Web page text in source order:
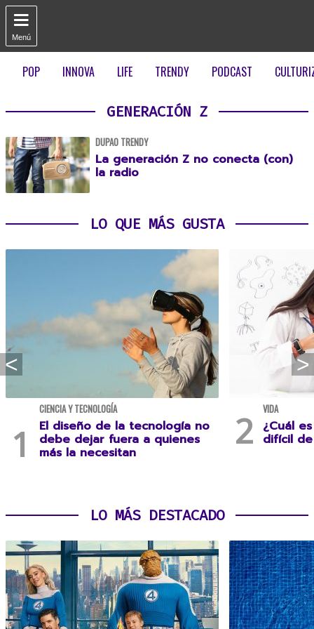

Menú
POP INNOVA LIFE TRENDY PODCAST
GENERACIÓN Z
DUPAO TRENDY
La generación Z no conecta (con)
la radio
LO QUE MÁS GUSTA
CIENCIA Y TECNOLOGÍA
El diseño de la tecnología no
debe dejar fuera a quienes
más la necesitan
VIDA
¿Cuál
difícil
LO MÁS DESTACADO